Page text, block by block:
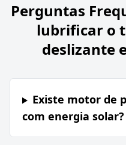
Perguntas
lubrificar o
deslizante
Existe motor de
com energia solar?